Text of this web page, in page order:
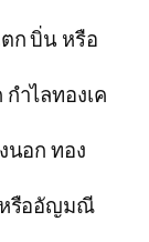
ก บิ่น หรือ
ำไลทองเค
นอก ทอง
หรืออัญมณี